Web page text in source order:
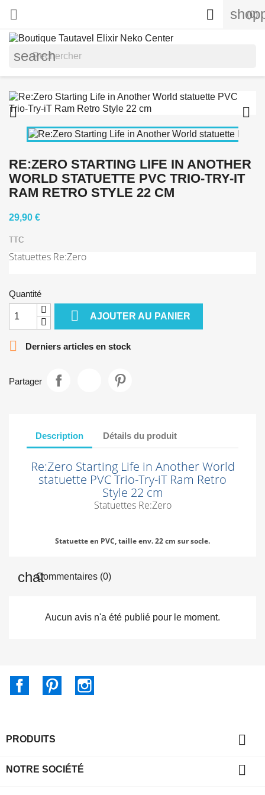
 (0)

search
 
RE:ZERO STARTING LIFE IN ANOTHER
WORLD STATUETTE PVC TRIO-TRY-IT
RAM RETRO STYLE 22 CM
29,90 €
TTC
Statuettes Re:Zero
Quantité
 AJOUTER AU PANIER
 Derniers articles en stock
Partager
Description Détails du produit
Re:Zero Starting Life in Another World
statuette PVC Trio-Try-iT Ram Retro
Style 22 cm
Statuettes Re:Zero
Statuette en PVC, taille env. 22 cm sur socle.
Commentaires (0)
Aucun avis n'a été publié pour le moment.
FacebookPinterest
PRODUITS 
NOTRE SOCIÉTÉ 